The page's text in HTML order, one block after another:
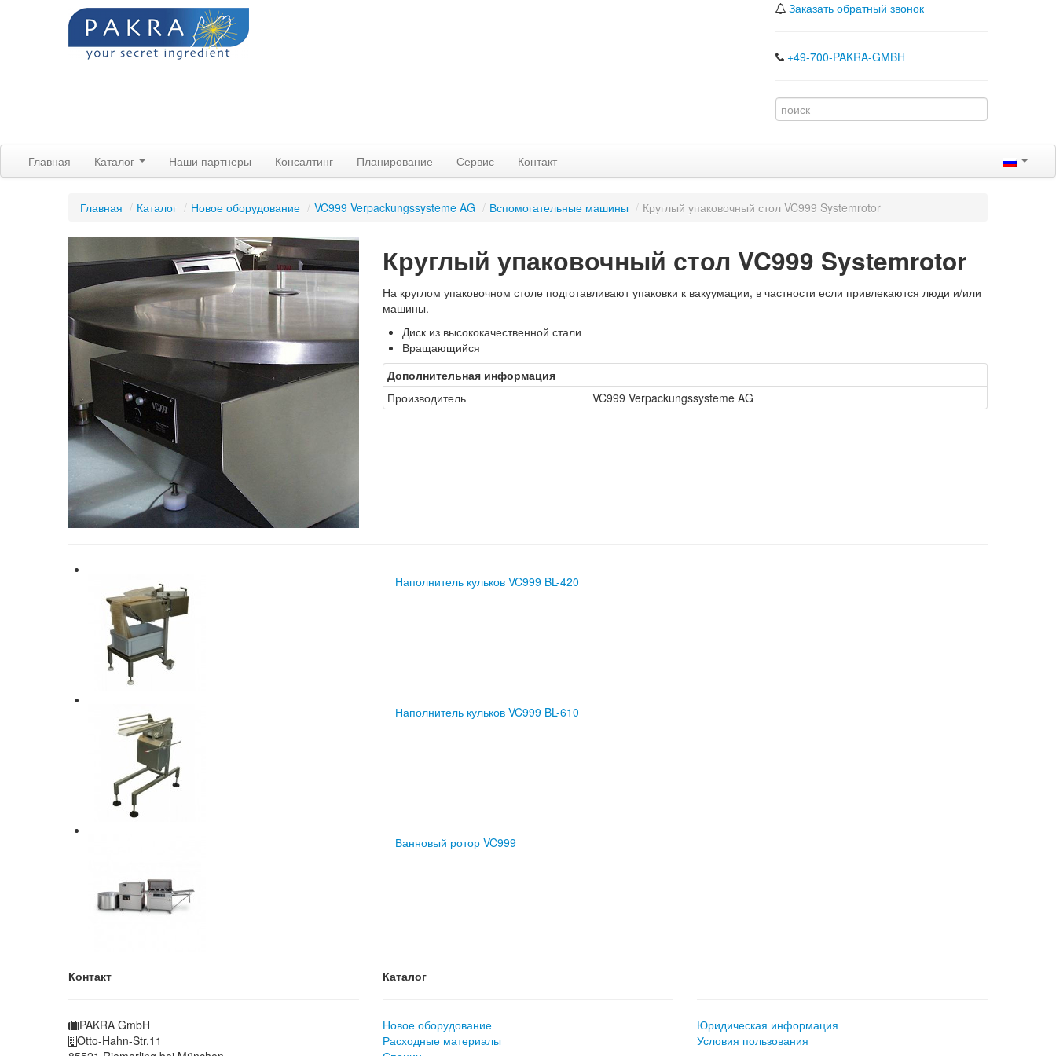
Заказать обратный звонок
+49-700-PAKRA-GMBH
Главная Каталог Наши партнеры Консалтинг Планирование Сервис Контакт
Главная / Каталог / Новое оборудование / VC999 Verpackungssysteme AG / Вспомогательные машины / Круглый упаковочный стол VC999 Systemrotor
Круглый упаковочный стол VC999 Systemrotor
На круглом упаковочном столе подготавливают упаковки к вакуумации, в частности если привлекаются люди и/или
машины.
Диск из высококачественной стали
Вращающийся
Дополнительная информация
Производитель
VC999 Verpackungssysteme AG
Наполнитель кульков VC999 BL-420
Наполнитель кульков VC999 BL-610
Ванновый ротор VC999
Контакт
PAKRA GmbH
Otto-Hahn-Str.11
Каталог
Новое оборудование
Расходные материалы
Юридическая информация
Условия пользования